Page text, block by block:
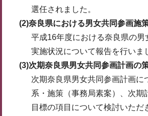
選任されました。
(2)奈良県における男女共同参画施
平成16年度における奈良県の男
実施状況について報告を行いま
(3)次期奈良県男女共同参画計画の
次期奈良県男女共同参画計画に
系・施策（事務局素案）、次期
目標の項目について検討いただ